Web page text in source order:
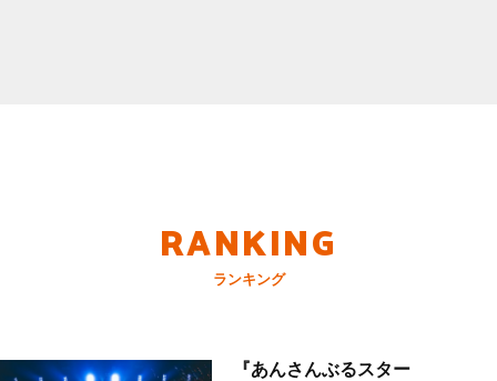
RANKING
ランキング
『あんさんぶるスター